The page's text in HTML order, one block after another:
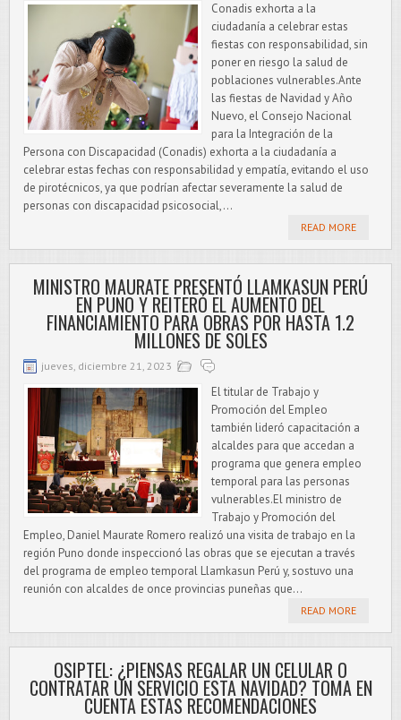
Conadis exhorta a la
ciudadanía a celebrar estas
fiestas con responsabilidad, sin
poner en riesgo la salud de
poblaciones vulnerables.Ante
las fiestas de Navidad y Año
Nuevo, el Consejo Nacional
para la Integración de la
Persona con Discapacidad (Conadis) exhorta a la ciudadanía a
celebrar estas fechas con responsabilidad y empatía, evitando el uso
de pirotécnicos, ya que podrían afectar severamente la salud de
personas con discapacidad psicosocial,...
READ MORE
MINISTRO MAURATE PRESENTÓ LLAMKASUN PERÚ
EN PUNO Y REITERÓ EL AUMENTO DEL
FINANCIAMIENTO PARA OBRAS POR HASTA 1.2
MILLONES DE SOLES
jueves, diciembre 21, 2023
El titular de Trabajo y
Promoción del Empleo
también lideró capacitación a
alcaldes para que accedan a
programa que genera empleo
temporal para las personas
vulnerables.El ministro de
Trabajo y Promoción del
Empleo, Daniel Maurate Romero realizó una visita de trabajo en la
región Puno donde inspeccionó las obras que se ejecutan a través
del programa de empleo temporal Llamkasun Perú y, sostuvo una
reunión con alcaldes de once provincias puneñas que...
READ MORE
OSIPTEL: ¿PIENSAS REGALAR UN CELULAR O
CONTRATAR UN SERVICIO ESTA NAVIDAD? TOMA EN
CUENTA ESTAS RECOMENDACIONES